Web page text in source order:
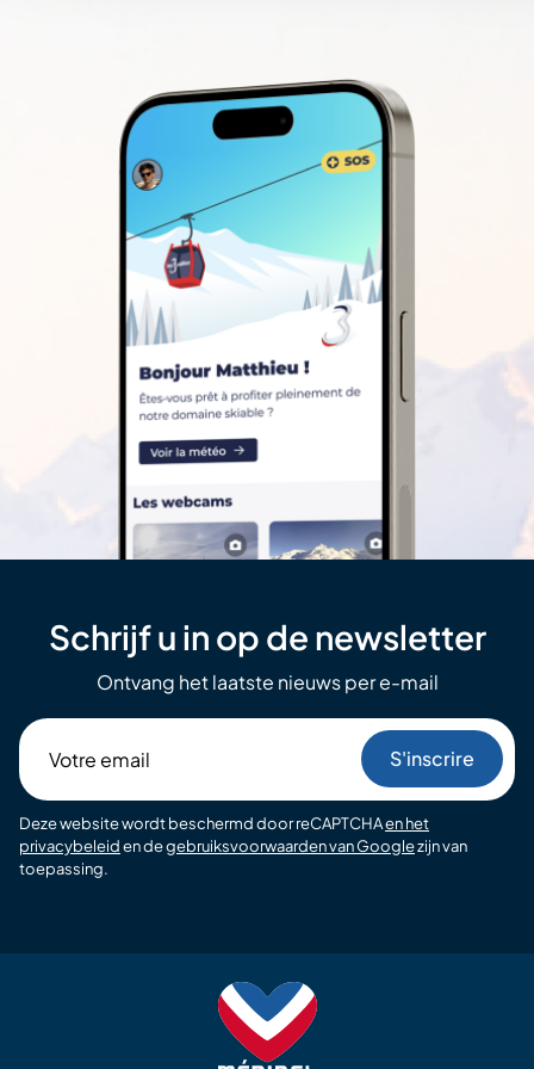
Schrijf u in op de newsletter
Ontvang het laatste nieuws per e-mail
email
Deze website wordt beschermd door reCAPTCHAen het
privacybeleiden degebruiksvoorwaarden van Googlezijn van
toepassing.